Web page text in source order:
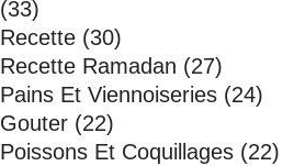
(33)
Recette (30)
Recette Ramadan (27)
Pains Et Viennoiseries (24)
Gouter (22)
Poissons Et Coquillages (22)